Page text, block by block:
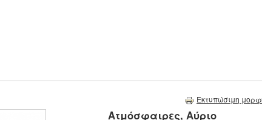
Εκτυπώσιμη
Ατμόσφαιρες, Αύριο